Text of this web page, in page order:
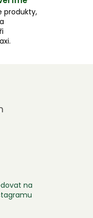
produkty,
na